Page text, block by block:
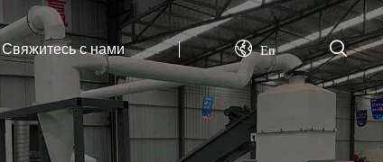
Свяжитесь с нами En